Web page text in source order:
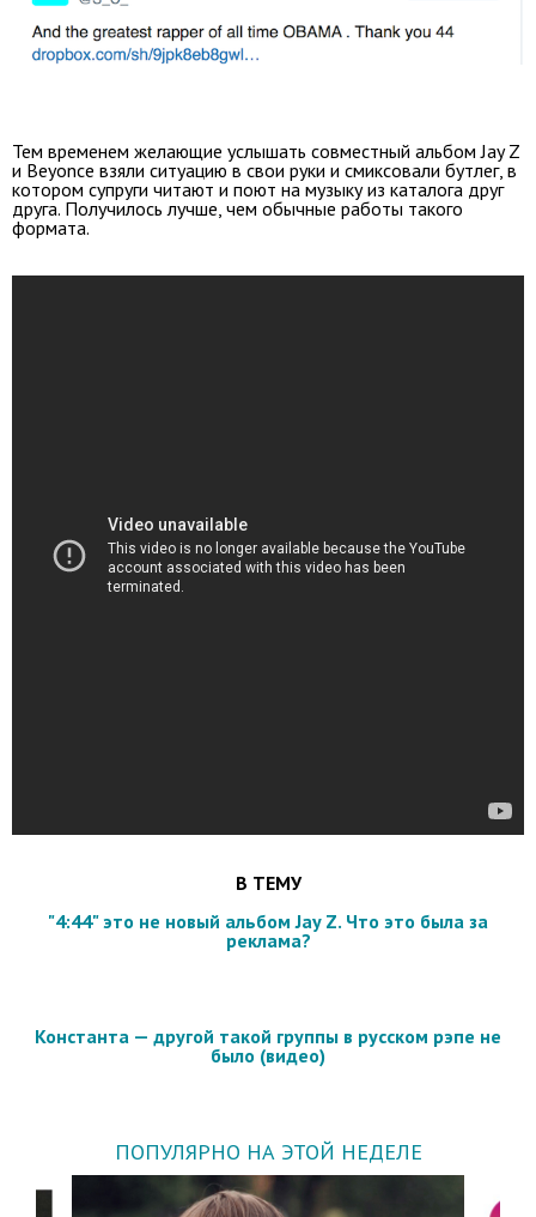
Тем временем желающие услышать совместный альбом Jay Z
и Beyonce взяли ситуацию в свои руки и смиксовали бутлег, в
котором супруги читают и поют на музыку из каталога друг
друга. Получилось лучше, чем обычные работы такого
формата.
В ТЕМУ
"4:44" это не новый альбом Jay Z. Что это была за
реклама?
Константа — другой такой группы в русском рэпе не
было (видео)
ПОПУЛЯРНО НА ЭТОЙ НЕДЕЛЕ